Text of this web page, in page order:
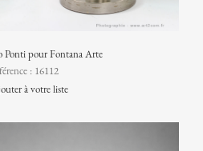
Ponti pour Fontana Arte
: 16112
à votre liste